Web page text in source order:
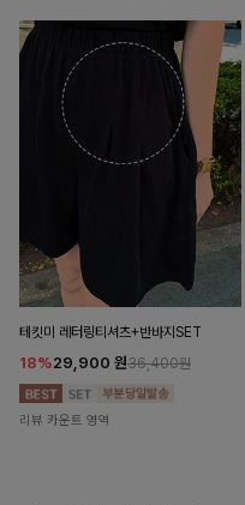
테킷미 레터링티셔츠+반바지SET
18%29,900 원36,400원
리뷰 카운트 영역